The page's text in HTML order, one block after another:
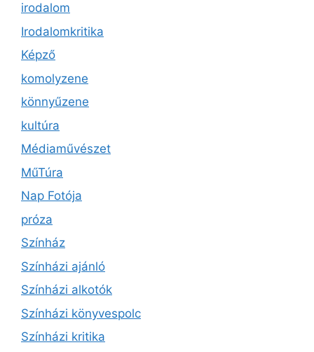
irodalom
Irodalomkritika
Képző
komolyzene
könnyűzene
kultúra
Médiaművészet
MűTúra
Nap Fotója
próza
Színház
Színházi ajánló
Színházi alkotók
Színházi könyvespolc
Színházi kritika